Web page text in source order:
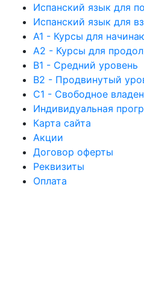
Испанский язык для
Испанский язык для
А1 - Курсы для
А2 - Курсы для
B1 - Средний уровень
B2 - Продвинутый
C1 - Свободное
Индивидуальная
Карта сайта
Акции
Договор оферты
Реквизиты
Оплата